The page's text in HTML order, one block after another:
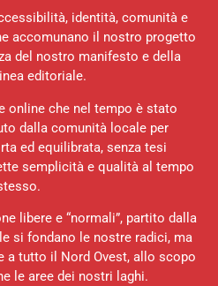
identità, comunità e
accomunano il nostro progetto
del nostro manifesto e della
editoriale.
online che nel tempo è stato
dalla comunità locale per
ed equilibrata, senza tesi
semplicità e qualità al tempo
libere e “normali”, partito dalla
si fondano le nostre radici, ma
tutto il Nord Ovest, allo scopo
le aree dei nostri laghi.